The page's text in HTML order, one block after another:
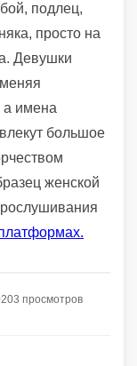
подлец,
просто на
Девушки
а имена
большое
женской
просмотров